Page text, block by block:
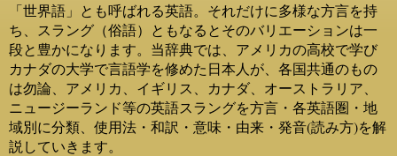
「世界語」とも呼ばれる英語。それだけに多様な方言を持
ち、スラング（俗語）ともなるとそのバリエーションは一
段と豊かになります。当辞典では、アメリカの高校で学び
カナダの大学で言語学を修めた日本人が、各国共通のもの
は勿論、アメリカ、イギリス、カナダ、オーストラリア、
ニュージーランド等の英語スラングを方言・各英語圏・地
域別に分類、使用法・和訳・意味・由来・発音(読み方)を解
説していきます。